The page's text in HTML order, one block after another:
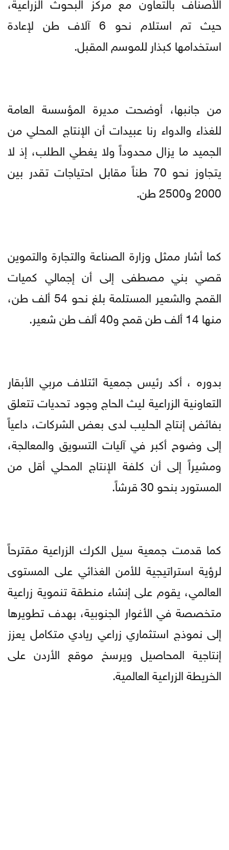
حيث تم استلام نحو 6 آلاف طن لإعادة
استخدامها كبذار للموسم المقبل.
من جانبها، أوضحت مديرة المؤسسة العامة
للغذاء والدواء رنا عبيدات أن الإنتاج المحلي من
الجميد ما يزال محدوداً ولا يغطي الطلب، إذ لا
يتجاوز نحو 70 طناً مقابل احتياجات تقدر بين
2000 و2500 طن.
كما أشار ممثل وزارة الصناعة والتجارة والتموين
قصي بني مصطفى إلى أن إجمالي كميات
القمح والشعير المستلمة بلغ نحو 54 ألف طن،
منها 14 ألف طن قمح و40 ألف طن شعير.
بدوره ، أكد رئيس جمعية ائتلاف مربي الأبقار
التعاونية الزراعية ليث الحاج وجود تحديات تتعلق
بفائض إنتاج الحليب لدى بعض الشركات، داعياً
إلى وضوح أكبر في آليات التسويق والمعالجة،
ومشيراً إلى أن كلفة الإنتاج المحلي أقل من
المستورد بنحو 30 قرشاً.
كما قدمت جمعية سيل الكرك الزراعية مقترحاً
لرؤية استراتيجية للأمن الغذائي على المستوى
العالمي، يقوم على إنشاء منطقة تنموية زراعية
متخصصة في الأغوار الجنوبية، بهدف تطويرها
إلى نموذج استثماري زراعي ريادي متكامل يعزز
إنتاجية المحاصيل ويرسخ موقع الأردن على
الخريطة الزراعية العالمية.